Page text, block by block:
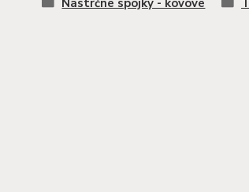
Nástrčné spojky - kovové